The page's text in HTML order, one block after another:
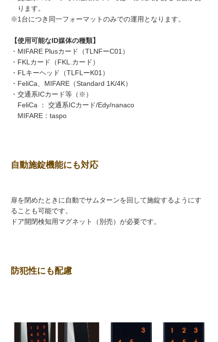
ります。
※1台につき同一フォーマットのみでの運用となります。
【使用可能なID媒体の種類】
・MIFARE Plusカード（TLNFーC01）
・FKLカード（FKL.カード）
・FLキーヘッド（TLFLーK01）
・FeliCa、MIFARE（Standard 1K/4K）
・交通系ICカード等（※）
FeliCa ： 交通系ICカード/Edy/nanaco
MIFARE：taspo
自動施錠機能にも対応
扉を閉めたときに自動でサムターンを回して施錠するようにす
ることも可能です。
ドア開閉検知用マグネット（別売）が必要です。
防犯性にも配慮